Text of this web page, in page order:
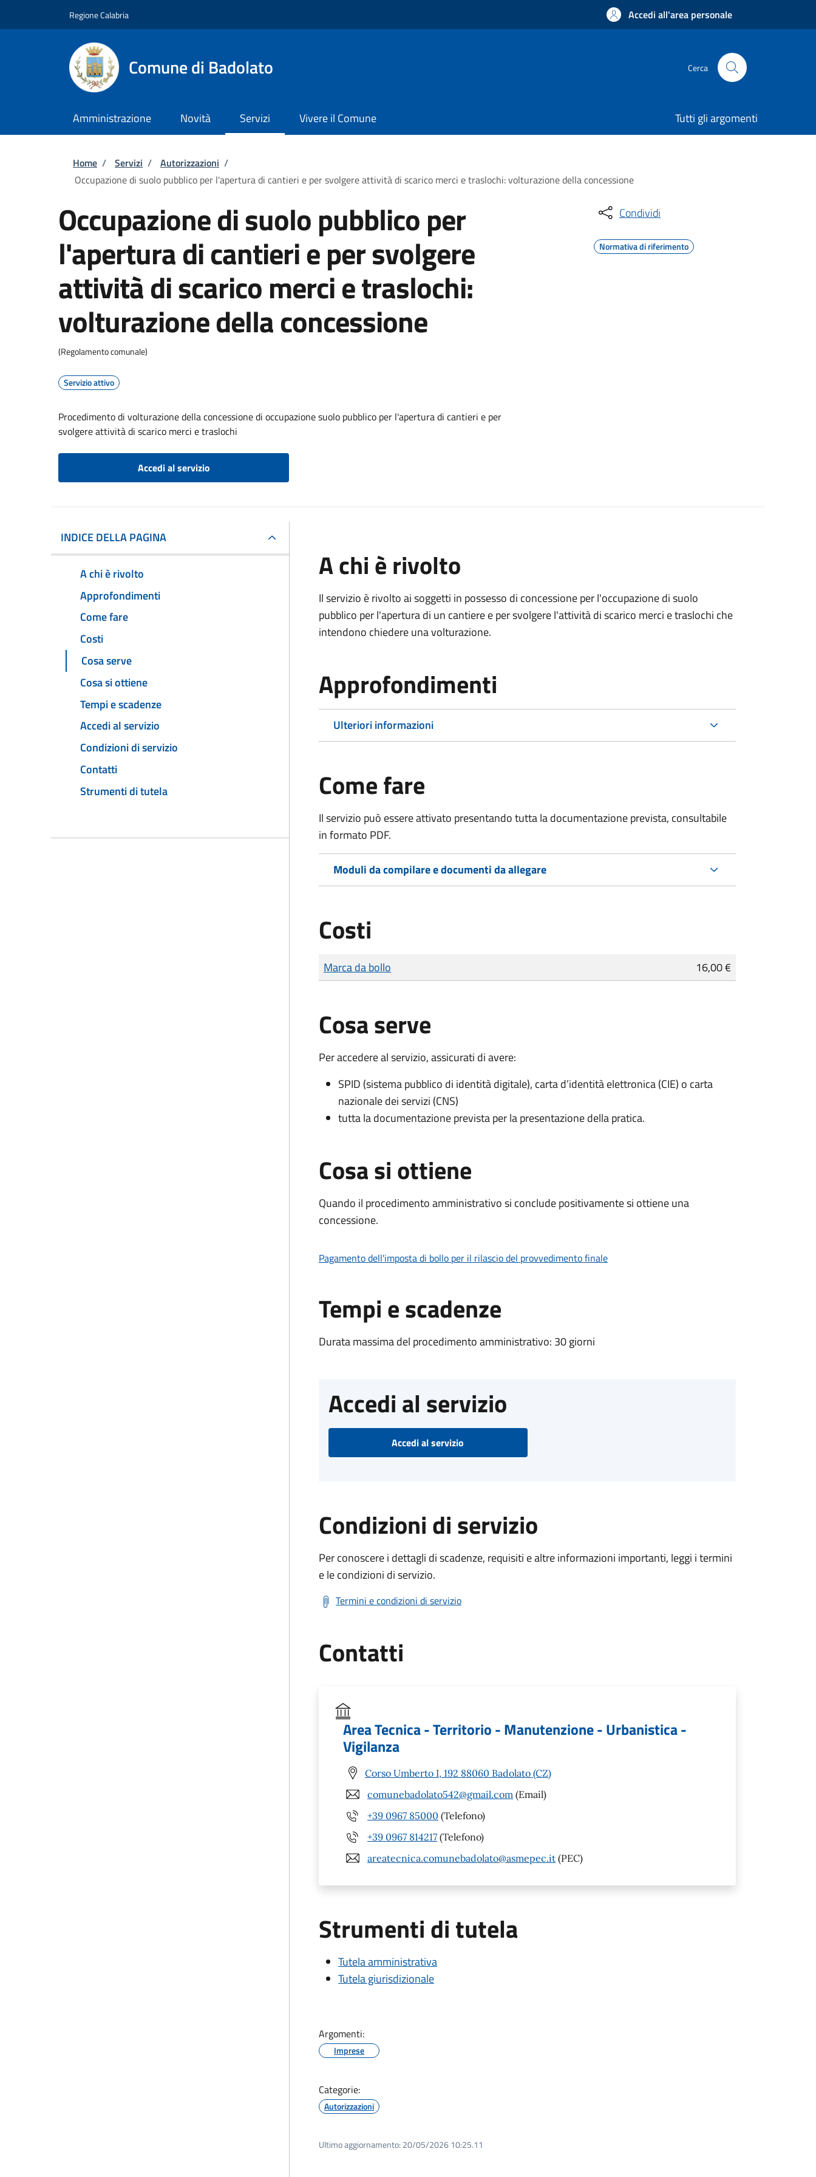
Regione Calabria Accedi all'area personale
Comune di Badolato Cerca
Amministrazione Novità Servizi Vivere il Comune Tutti gli argomenti
Briciole di pane
Home / Servizi / Autorizzazioni /
Occupazione di suolo pubblico per l'apertura di cantieri e per svolgere attività di scarico merci e traslochi: volturazione della concessione
Occupazione di suolo pubblico per
l'apertura di cantieri e per svolgere
attività di scarico merci e traslochi:
volturazione della concessione
(Regolamento comunale)
Servizio attivo
Procedimento di volturazione della concessione di occupazione suolo pubblico per l'apertura di cantieri e per
svolgere attività di scarico merci e traslochi
Accedi al servizio
Condividi
Normativa di riferimento
INDICE DELLA PAGINA
A chi è rivolto
Approfondimenti
Come fare
Costi
Cosa serve
Cosa si ottiene
Tempi e scadenze
Accedi al servizio
Condizioni di servizio
Contatti
Strumenti di tutela
A chi è rivolto
Il servizio è rivolto ai soggetti in possesso di concessione per l'occupazione di suolo
pubblico per l'apertura di un cantiere e per svolgere l'attività di scarico merci e traslochi che
intendono chiedere una volturazione.
Approfondimenti
Ulteriori informazioni
Come fare
Il servizio può essere attivato presentando tutta la documentazione prevista, consultabile
in formato PDF.
Moduli da compilare e documenti da allegare
Costi
Tipo di pagamento
Importo
Marca da bollo 16,00 €
Cosa serve
Per accedere al servizio, assicurati di avere:
SPID (sistema pubblico di identità digitale), carta d’identità elettronica (CIE) o carta
nazionale dei servizi (CNS)
tutta la documentazione prevista per la presentazione della pratica.
Cosa si ottiene
Quando il procedimento amministrativo si conclude positivamente si ottiene una
concessione.
Pagamento dell'imposta di bollo per il rilascio del provvedimento finale
Tempi e scadenze
Durata massima del procedimento amministrativo: 30 giorni
Accedi al servizio
Accedi al servizio
Condizioni di servizio
Per conoscere i dettagli di scadenze, requisiti e altre informazioni importanti, leggi i termini
e le condizioni di servizio.
Termini e condizioni di servizio
Contatti
Area Tecnica - Territorio - Manutenzione - Urbanistica -
Vigilanza
Corso Umberto I, 192 88060 Badolato (CZ)
comunebadolato542@gmail.com (Email)
+39 0967 85000 (Telefono)
+39 0967 814217 (Telefono)
areatecnica.comunebadolato@asmepec.it (PEC)
Strumenti di tutela
Tutela amministrativa
Tutela giurisdizionale
Argomenti:
Imprese
Categorie:
Autorizzazioni
Ultimo aggiornamento: 20/05/2026 10:25.11